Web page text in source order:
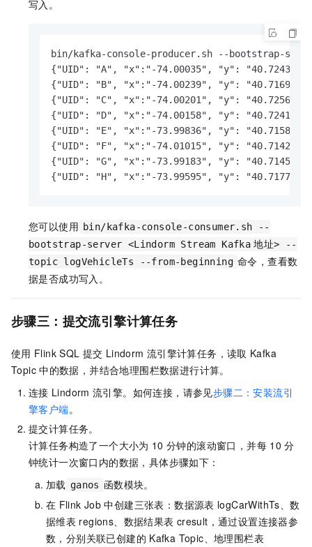
写入。
bin/kafka-console-producer.sh --bootstrap-
{"UID": "A", "x":"-74.00035", "y": "40.72432",
{"UID": "B", "x":"-74.00239", "y": "40.71692",
{"UID": "C", "x":"-74.00201", "y": "40.72563",
{"UID": "D", "x":"-74.00158", "y": "40.72412",
{"UID": "E", "x":"-73.99836", "y": "40.71588",
{"UID": "F", "x":"-74.01015", "y": "40.71422",
{"UID": "G", "x":"-73.99183", "y": "40.71451",
{"UID": "H", "x":"-73.99595", "y": "40.71773",
您可以使用 bin/kafka-console-consumer.sh --
bootstrap-server <Lindorm Stream Kafka 地址> --
topic logVehicleTs --from-beginning 命令，查看数
据是否成功写入。
步骤三：提交流引擎计算任务
使用 Flink SQL 提交 Lindorm 流引擎计算任务，读取 Kafka
Topic 中的数据，并结合地理围栏数据进行计算。
连接 Lindorm 流引擎。如何连接，请参见步骤二：安装流引
擎客户端。
提交计算任务。
计算任务构造了一个大小为 10 分钟的滚动窗口，并每 10 分
钟统计一次窗口内的数据，具体步骤如下：
加载 ganos 函数模块。
在 Flink Job 中创建三张表：数据源表 logCarWithTs、数
据维表 regions、数据结果表 cresult，通过设置连接器参
数，分别关联已创建的 Kafka Topic、地理围栏表